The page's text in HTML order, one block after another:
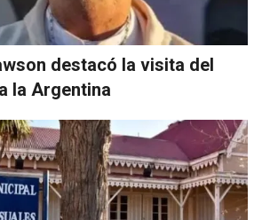
destacó la visita del
la Argentina